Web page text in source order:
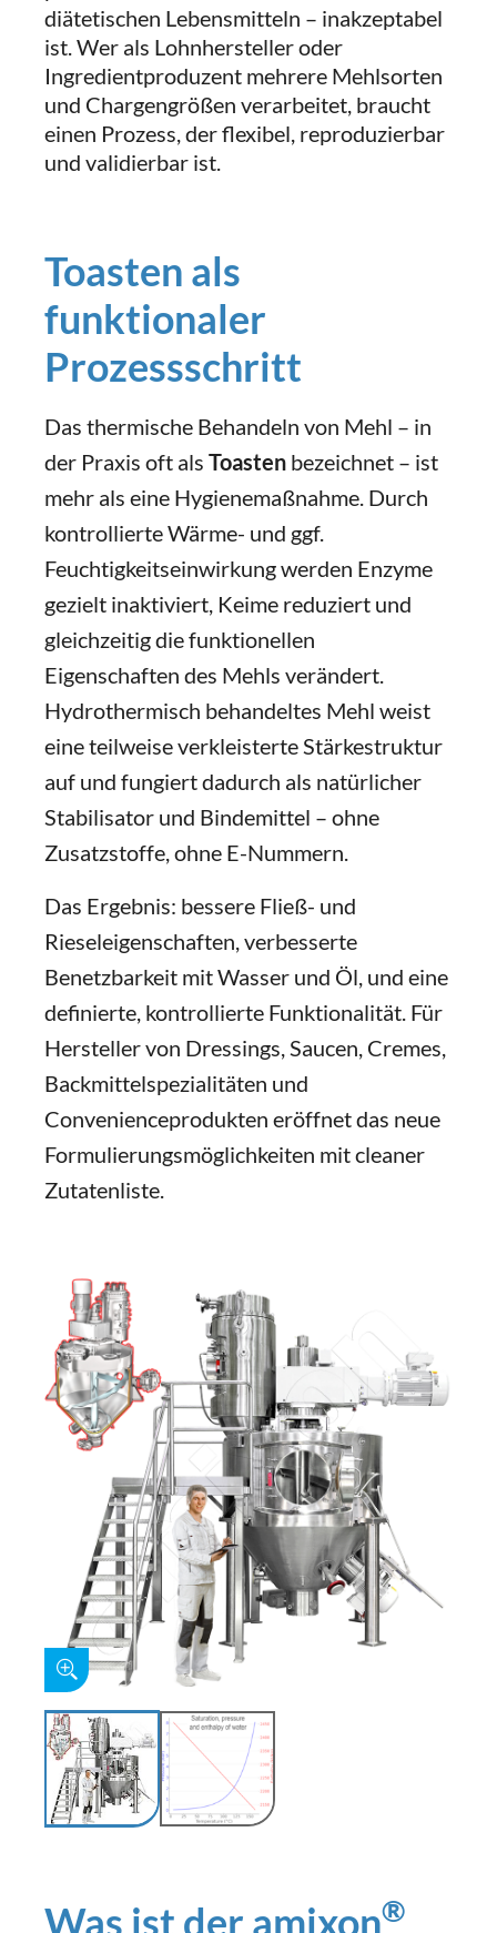
diätetischen Lebensmitteln – inakzeptabel
ist. Wer als Lohnhersteller oder
Ingredientproduzent mehrere Mehlsorten
und Chargengrößen verarbeitet, braucht
einen Prozess, der flexibel, reproduzierbar
und validierbar ist.
Toasten als
funktionaler
Prozessschritt
Das thermische Behandeln von Mehl – in
der Praxis oft als Toasten bezeichnet – ist
mehr als eine Hygienemaßnahme. Durch
kontrollierte Wärme- und ggf.
Feuchtigkeitseinwirkung werden Enzyme
gezielt inaktiviert, Keime reduziert und
gleichzeitig die funktionellen
Eigenschaften des Mehls verändert.
Hydrothermisch behandeltes Mehl weist
eine teilweise verkleisterte Stärkestruktur
auf und fungiert dadurch als natürlicher
Stabilisator und Bindemittel – ohne
Zusatzstoffe, ohne E-Nummern.
Das Ergebnis: bessere Fließ- und
Rieseleigenschaften, verbesserte
Benetzbarkeit mit Wasser und Öl, und eine
definierte, kontrollierte Funktionalität. Für
Hersteller von Dressings, Saucen, Cremes,
Backmittelspezialitäten und
Convenienceprodukten eröffnet das neue
Formulierungsmöglichkeiten mit cleaner
Zutatenliste.
Was ist der amixon®